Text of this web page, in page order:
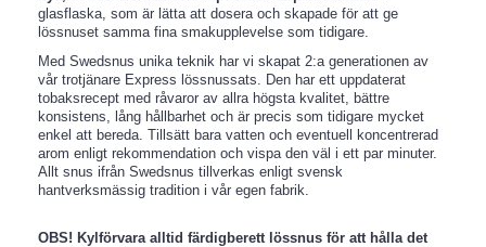
glasflaska, som är lätta att dosera och skapade för att ge
lössnuset samma fina smakupplevelse som tidigare.
Med Swedsnus unika teknik har vi skapat 2:a generationen av
vår trotjänare Express lössnussats. Den har ett uppdaterat
tobaksrecept med råvaror av allra högsta kvalitet, bättre
konsistens, lång hållbarhet och är precis som tidigare mycket
enkel att bereda. Tillsätt bara vatten och eventuell koncentrerad
arom enligt rekommendation och vispa den väl i ett par minuter.
Allt snus ifrån Swedsnus tillverkas enligt svensk
hantverksmässig tradition i vår egen fabrik.
OBS! Kylförvara alltid färdigberett lössnus för att hålla det